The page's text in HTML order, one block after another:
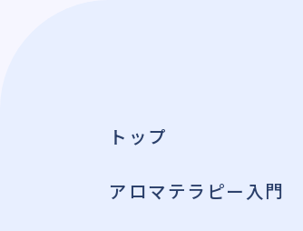
トップ
アロマテラピー入門